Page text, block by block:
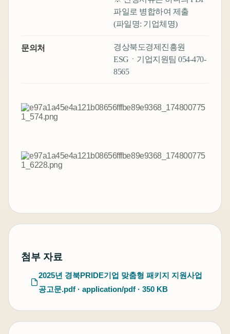
파일로 병합하여 제출
(파일명: 기업체명)
문의처
경상북도경제진흥원
ESGㆍ기업지원팀 054-470-
8565
첨부 자료
2025년 경북PRIDE기업 맞춤형 패키지 지원사업
공고문.pdf · application/pdf · 350 KB